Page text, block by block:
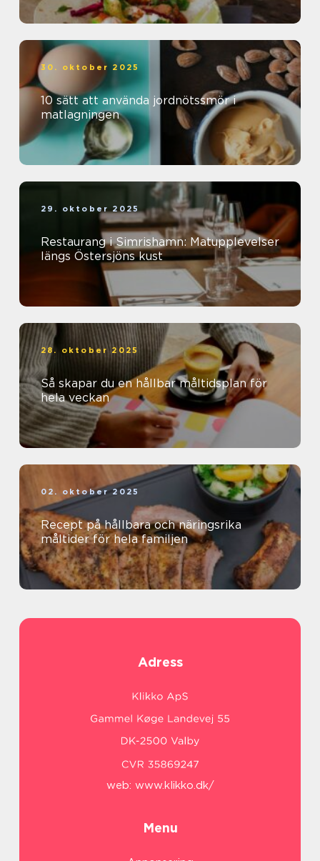
30. oktober 2025
10 sätt att använda jordnötssmör i
matlagningen
29. oktober 2025
Restaurang i Simrishamn: Matupplevelser
längs Östersjöns kust
28. oktober 2025
Så skapar du en hållbar måltidsplan för
hela veckan
02. oktober 2025
Recept på hållbara och näringsrika
måltider för hela familjen
Adress
web: www.klikko.dk/
Menu